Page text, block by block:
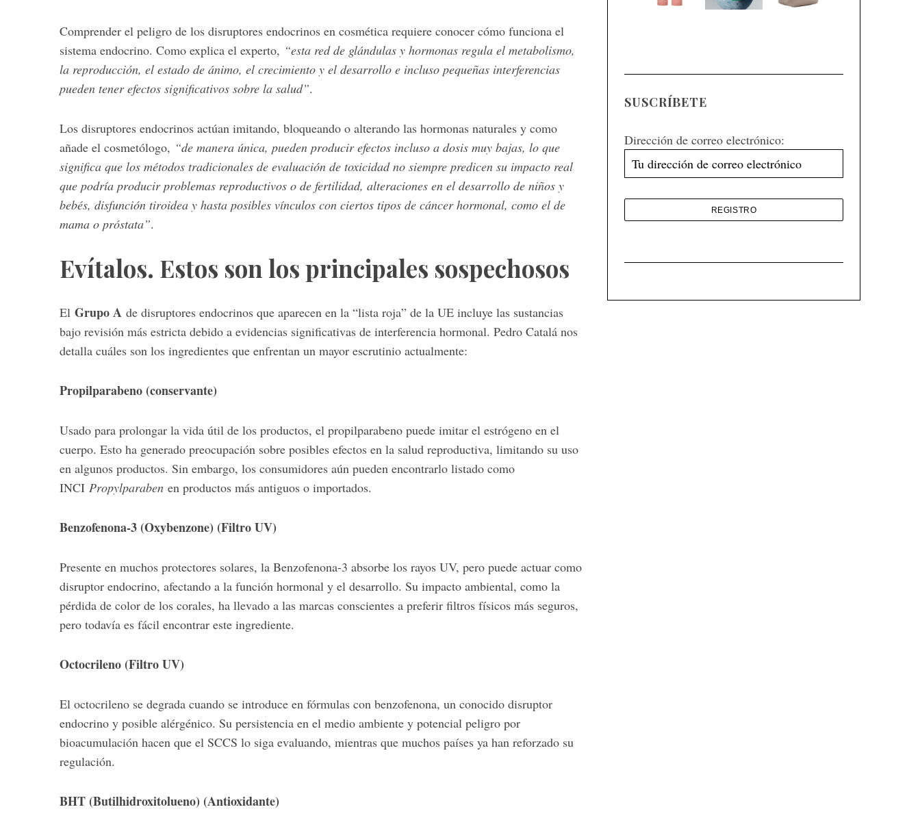
Comprender el peligro de los disruptores endocrinos en cosmética requiere conocer cómo funciona el
sistema endocrino. Como explica el experto, “esta red de glándulas y hormonas regula el metabolismo,
la reproducción, el estado de ánimo, el crecimiento y el desarrollo e incluso pequeñas interferencias
pueden tener efectos significativos sobre la salud”.
Los disruptores endocrinos actúan imitando, bloqueando o alterando las hormonas naturales y como
añade el cosmetólogo, “de manera única, pueden producir efectos incluso a dosis muy bajas, lo que
significa que los métodos tradicionales de evaluación de toxicidad no siempre predicen su impacto real
que podría producir problemas reproductivos o de fertilidad, alteraciones en el desarrollo de niños y
bebés, disfunción tiroidea y hasta posibles vínculos con ciertos tipos de cáncer hormonal, como el de
mama o próstata”.
Evítalos. Estos son los principales sospechosos
El Grupo A de disruptores endocrinos que aparecen en la “lista roja” de la UE incluye las sustancias
bajo revisión más estricta debido a evidencias significativas de interferencia hormonal. Pedro Catalá nos
detalla cuáles son los ingredientes que enfrentan un mayor escrutinio actualmente:
Propilparabeno (conservante)
Usado para prolongar la vida útil de los productos, el propilparabeno puede imitar el estrógeno en el
cuerpo. Esto ha generado preocupación sobre posibles efectos en la salud reproductiva, limitando su uso
en algunos productos. Sin embargo, los consumidores aún pueden encontrarlo listado como
INCI Propylparaben en productos más antiguos o importados.
Benzofenona-3 (Oxybenzone) (Filtro UV)
Presente en muchos protectores solares, la Benzofenona-3 absorbe los rayos UV, pero puede actuar como
disruptor endocrino, afectando a la función hormonal y el desarrollo. Su impacto ambiental, como la
pérdida de color de los corales, ha llevado a las marcas conscientes a preferir filtros físicos más seguros,
pero todavía es fácil encontrar este ingrediente.
Octocrileno (Filtro UV)
El octocrileno se degrada cuando se introduce en fórmulas con benzofenona, un conocido disruptor
endocrino y posible alérgénico. Su persistencia en el medio ambiente y potencial peligro por
bioacumulación hacen que el SCCS lo siga evaluando, mientras que muchos países ya han reforzado su
regulación.
BHT (Butilhidroxitolueno) (Antioxidante)
SUSCRÍBETE
Dirección de correo electrónico: